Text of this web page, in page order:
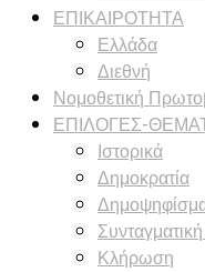
ΕΠΙΚΑΙΡΟΤΗΤΑ
Ελλάδα
Διεθνή
Νομοθετική
ΕΠΙΛΟΓΕΣ-
Ιστορικά
Δημοκρατία
Κλήρωση